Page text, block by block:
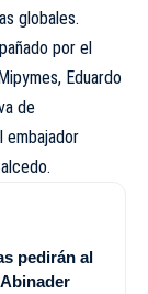
globales.
por el
Eduardo
de
embajador
pedirán al